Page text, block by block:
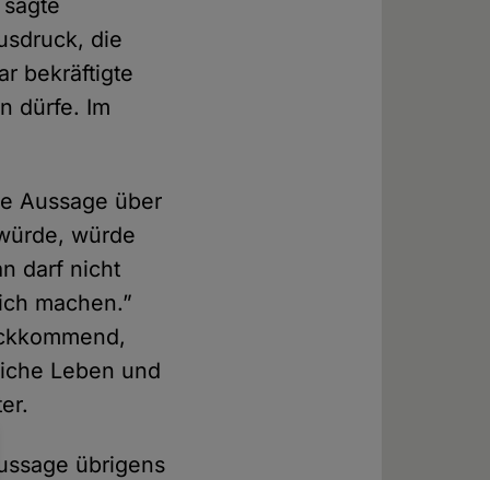
die
bekräftigte
dürfe. Im
Aussage über
würde
darf nicht
machen.”
Leben und
übrigens